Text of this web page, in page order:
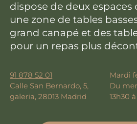
dispose de deux espaces
une zone de tables
grand canapé et des
pour un repas plus
91 878 52 01
Calle San Bernardo, 5,
galeria, 28013 Madrid
Mardi
Du
13h30